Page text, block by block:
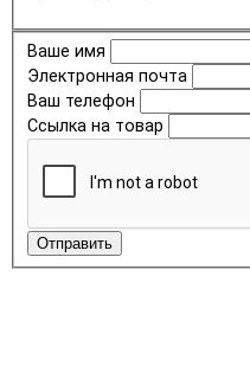
Ваше имя
Электронная почта
Ваш телефон
Ссылка на товар
Отправить